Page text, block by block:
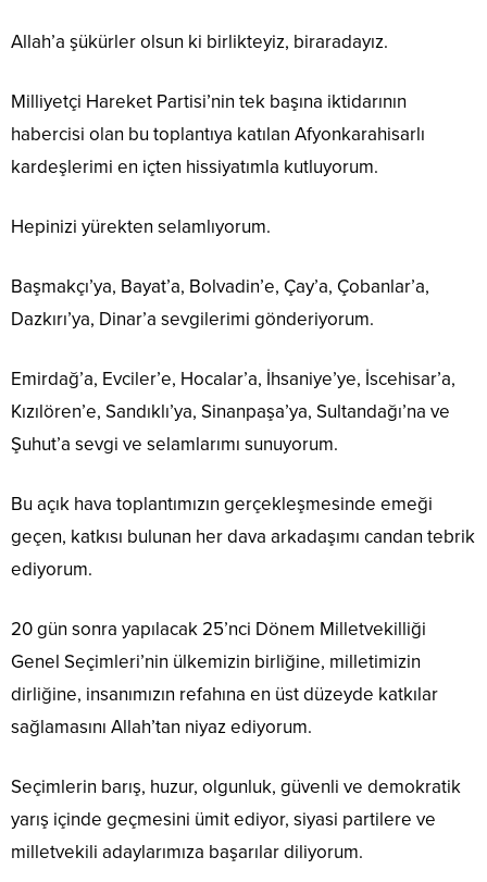
Allah’a şükürler olsun ki birlikteyiz, biraradayız.
Milliyetçi Hareket Partisi’nin tek başına iktidarının
habercisi olan bu toplantıya katılan Afyonkarahisarlı
kardeşlerimi en içten hissiyatımla kutluyorum.
Hepinizi yürekten selamlıyorum.
Başmakçı’ya, Bayat’a, Bolvadin’e, Çay’a, Çobanlar’a,
Dazkırı’ya, Dinar’a sevgilerimi gönderiyorum.
Emirdağ’a, Evciler’e, Hocalar’a, İhsaniye’ye, İscehisar’a,
Kızılören’e, Sandıklı’ya, Sinanpaşa’ya, Sultandağı’na ve
Şuhut’a sevgi ve selamlarımı sunuyorum.
Bu açık hava toplantımızın gerçekleşmesinde emeği
geçen, katkısı bulunan her dava arkadaşımı candan tebrik
ediyorum.
20 gün sonra yapılacak 25’nci Dönem Milletvekilliği
Genel Seçimleri’nin ülkemizin birliğine, milletimizin
dirliğine, insanımızın refahına en üst düzeyde katkılar
sağlamasını Allah’tan niyaz ediyorum.
Seçimlerin barış, huzur, olgunluk, güvenli ve demokratik
yarış içinde geçmesini ümit ediyor, siyasi partilere ve
milletvekili adaylarımıza başarılar diliyorum.